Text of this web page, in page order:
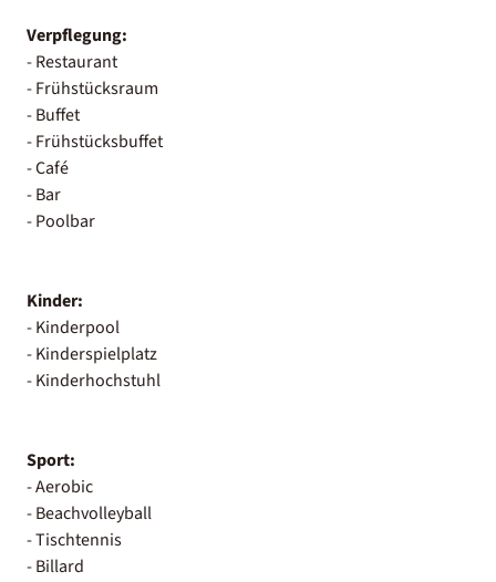
Verpflegung:
- Restaurant
- Frühstücksraum
- Buffet
- Frühstücksbuffet
- Café
- Bar
- Poolbar
Kinder:
- Kinderpool
- Kinderspielplatz
- Kinderhochstuhl
Sport:
- Aerobic
- Beachvolleyball
- Tischtennis
- Billard